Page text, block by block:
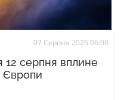
07 Серпня 2026 06:00
12 серпня вплине
Європи